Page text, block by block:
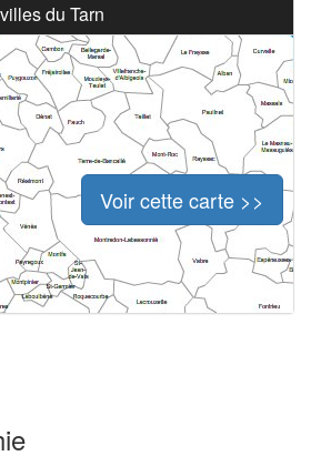
du Tarn
Voir cette carte >>